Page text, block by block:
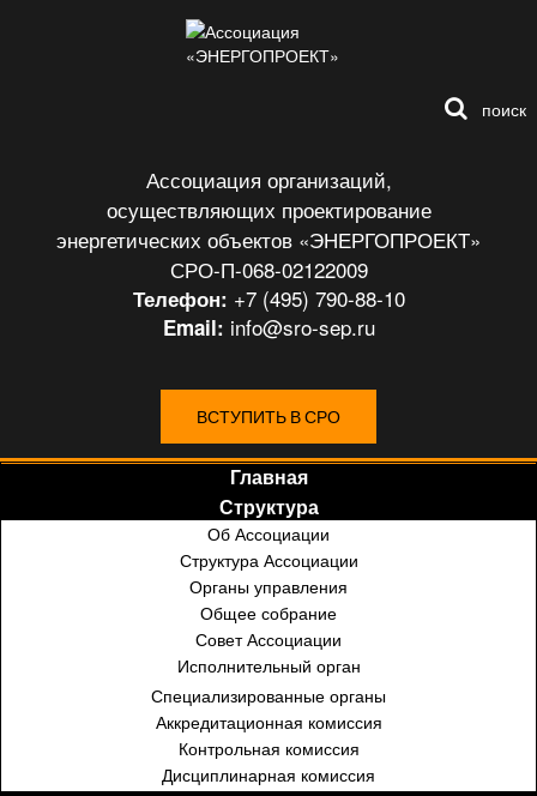
Ассоциация организаций,
осуществляющих проектирование
энергетических объектов «ЭНЕРГОПРОЕКТ»
СРО-П-068-02122009
Телефон: +7 (495) 790-88-10
Email: info@sro-sep.ru
ВСТУПИТЬ В СРО
поиск
Главная
Структура
Об Ассоциации
Структура Ассоциации
Органы управления
Общее собрание
Совет Ассоциации
Исполнительный орган
Специализированные органы
Аккредитационная комиссия
Контрольная комиссия
Дисциплинарная комиссия